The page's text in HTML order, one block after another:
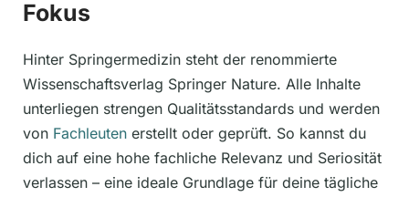
Fokus
Hinter Springermedizin steht der renommierte
Wissenschaftsverlag Springer Nature. Alle Inhalte
unterliegen strengen Qualitätsstandards und werden
von Fachleuten erstellt oder geprüft. So kannst du
dich auf eine hohe fachliche Relevanz und Seriosität
verlassen – eine ideale Grundlage für deine tägliche